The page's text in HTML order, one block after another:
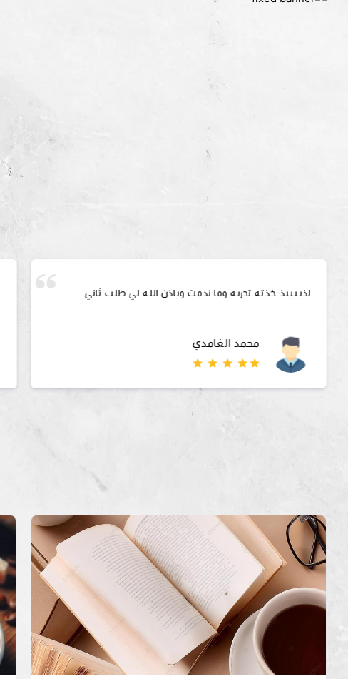
لذييييذ خذته تجربه وما ندمت وباذن الله لي طلب ثاني
محمد الغامدي